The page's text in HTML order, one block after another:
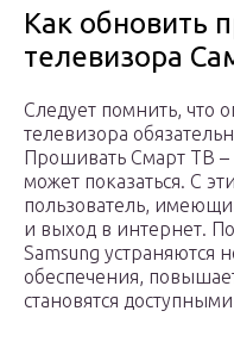
Как обновить
телевизора
Следует помнить, что
телевизора
Прошивать Смарт ТВ –
может показаться. С
пользователь,
и выход в интернет.
Samsung устраняются
обеспечения,
становятся